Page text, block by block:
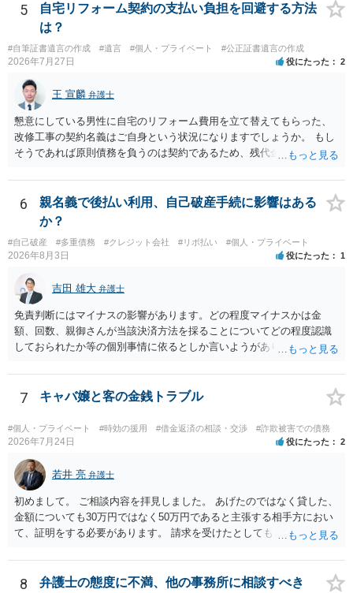
5
自宅リフォーム契約の支払い負担を回避する方法
は？
#自筆証書遺言の作成 #遺言 #個人・プライベート #公正証書遺言の作成
2026年7月27日 役にたった 2
王 宣麟 弁護士
懇意にしている男性に自宅のリフォーム費用を立て替えてもらった、
改修工事の契約名義はご自身という状況になりますでしょうか。 もし
そうであれば原則債務を負うのは契約であるため、残代金を捻出して
ます。 入籍した場合でも、原則契約者が単独で全ての債務を負うこと
には変わりがありません。 なかなか対応に難しい案件であり、公開の
場でアドバイスを行うのも限界があるように思われますので、資料等
を持参のうえ個別に弁護士に相談されることをお勧めします。
6
親名義で後払い利用、自己破産手続に影響はある
か？
#自己破産 #多重債務 #クレジット会社 #リボ払い #個人・プライベート
2026年8月3日 役にたった 1
吉田 雄大 弁護士
免責判断にはマイナスの影響があります。どの程度マイナスかは金
額、回数、親御さんが当該決済方法を採ることについてどの程度認識
しておられたか等の個別事情に依るとしか言いようがありません。 と
なって相談し、善後策を考えることをお勧めします。
7 キャバ嬢と客の金銭トラブル
#個人・プライベート #時効の援用 #借金返済の相談・交渉 #詐欺被害での債務
2026年7月24日 役にたった 2
若井 亮 弁護士
初めまして。 ご相談内容を拝見しました。 あげたのではなく貸した、
金額についても30万円ではなく50万円であると主張する相手方におい
て、証明をする必要があります。 請求を受けたとしても、もらったも
れることになるでしょう。 請求があるまでは、こちらからアクション
を起こす必要はないかと思います。
8
弁護士の態度に不満、他の事務所に相談すべき